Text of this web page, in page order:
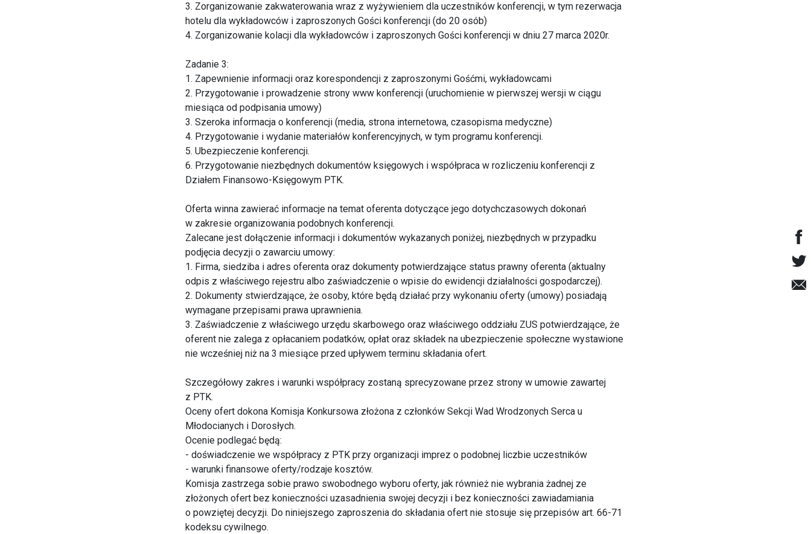
3. Zorganizowanie zakwaterowania wraz z wyżywieniem dla uczestników konferencji, w tym rezerwacja
hotelu dla wykładowców i zaproszonych Gości konferencji (do 20 osób)
4. Zorganizowanie kolacji dla wykładowców i zaproszonych Gości konferencji w dniu 27 marca 2020r.
Zadanie 3:
1. Zapewnienie informacji oraz korespondencji z zaproszonymi Gośćmi, wykładowcami
2. Przygotowanie i prowadzenie strony www konferencji (uruchomienie w pierwszej wersji w ciągu
miesiąca od podpisania umowy)
3. Szeroka informacja o konferencji (media, strona internetowa, czasopisma medyczne)
4. Przygotowanie i wydanie materiałów konferencyjnych, w tym programu konferencji.
5. Ubezpieczenie konferencji.
6. Przygotowanie niezbędnych dokumentów księgowych i współpraca w rozliczeniu konferencji z
Działem Finansowo-Księgowym PTK.
Oferta winna zawierać informacje na temat oferenta dotyczące jego dotychczasowych dokonań
w zakresie organizowania podobnych konferencji.
Zalecane jest dołączenie informacji i dokumentów wykazanych poniżej, niezbędnych w przypadku
podjęcia decyzji o zawarciu umowy:
1. Firma, siedziba i adres oferenta oraz dokumenty potwierdzające status prawny oferenta (aktualny
odpis z właściwego rejestru albo zaświadczenie o wpisie do ewidencji działalności gospodarczej).
2. Dokumenty stwierdzające, że osoby, które będą działać przy wykonaniu oferty (umowy) posiadają
wymagane przepisami prawa uprawnienia.
3. Zaświadczenie z właściwego urzędu skarbowego oraz właściwego oddziału ZUS potwierdzające, że
oferent nie zalega z opłacaniem podatków, opłat oraz składek na ubezpieczenie społeczne wystawione
nie wcześniej niż na 3 miesiące przed upływem terminu składania ofert.
Szczegółowy zakres i warunki współpracy zostaną sprecyzowane przez strony w umowie zawartej
z PTK.
Oceny ofert dokona Komisja Konkursowa złożona z członków Sekcji Wad Wrodzonych Serca u
Młodocianych i Dorosłych.
Ocenie podlegać będą:
- doświadczenie we współpracy z PTK przy organizacji imprez o podobnej liczbie uczestników
- warunki finansowe oferty/rodzaje kosztów.
Komisja zastrzega sobie prawo swobodnego wyboru oferty, jak również nie wybrania żadnej ze
złożonych ofert bez konieczności uzasadnienia swojej decyzji i bez konieczności zawiadamiania
o powziętej decyzji. Do niniejszego zaproszenia do składania ofert nie stosuje się przepisów art. 66-71
kodeksu cywilnego.